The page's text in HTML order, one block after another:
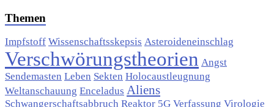
Themen
Impfstoff Wissenschaftsskepsis Asteroideneinschlag
Verschwörungstheorien Angst
Sendemasten Leben Sekten Holocaustleugnung
Weltanschauung Enceladus Aliens
Schwangerschaftsabbruch Reaktor 5G Verfassung Virologie